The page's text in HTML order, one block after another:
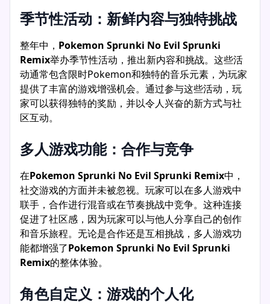
季节性活动：新鲜内容与独特挑战
整年中， Pokemon Sprunki No Evil Sprunki
Remix举办季节性活动，推出新内容和挑战。这些活
动通常包含限时Pokemon和独特的音乐元素，为玩家
提供了丰富的游戏增强机会。通过参与这些活动，玩
家可以获得独特的奖励，并以令人兴奋的新方式与社
区互动。
多人游戏功能：合作与竞争
在Pokemon Sprunki No Evil Sprunki Remix中，
社交游戏的方面并未被忽视。玩家可以在多人游戏中
联手，合作进行混音或在节奏挑战中竞争。这种连接
促进了社区感，因为玩家可以与他人分享自己的创作
和音乐旅程。无论是合作还是互相挑战，多人游戏功
能都增强了Pokemon Sprunki No Evil Sprunki
Remix的整体体验。
角色自定义：游戏的个人化